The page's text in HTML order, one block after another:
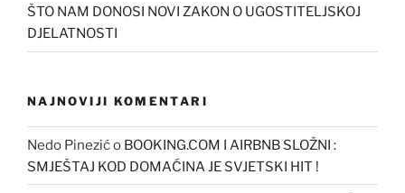
ŠTO NAM DONOSI NOVI ZAKON O UGOSTITELJSKOJ
DJELATNOSTI
NAJNOVIJI KOMENTARI
Nedo Pinezićo BOOKING.COM I AIRBNB SLOŽNI :
SMJEŠTAJ KOD DOMAĆINA JE SVJETSKI HIT !